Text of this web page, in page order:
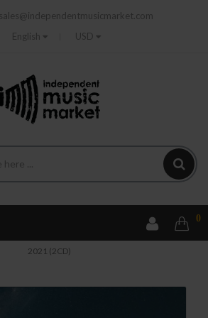
sales@independentmusicmarket.com
English
USD
0
Anubis - Sirens From Afar - Live In Katoomba
2021 (2CD)